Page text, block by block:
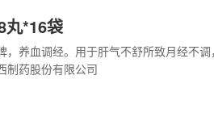
丸*16袋
，养血调经。用于肝气不舒所致月经不
制药股份有限公司